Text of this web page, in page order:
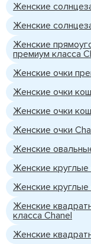
Женские
Женские
Женские
премиум класса
Женские очки
Женские очки
Женские очки
Женские очки
Женские
Женские круглые
Женские круглые
Женские
класса Chanel
Женские